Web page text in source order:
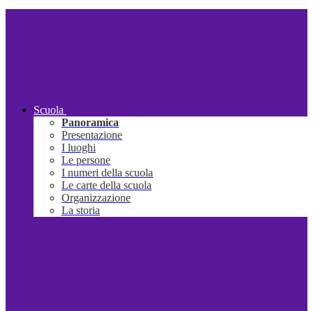
Scuola
Panoramica
Presentazione
I luoghi
Le persone
I numeri della scuola
Le carte della scuola
Organizzazione
La storia